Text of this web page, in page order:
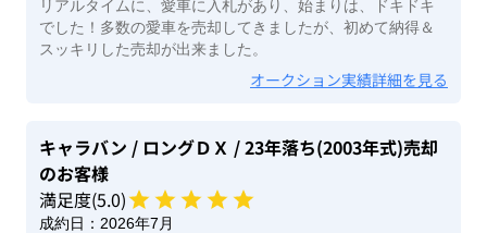
リアルタイムに、愛車に入札があり、始まりは、ドキドキ
でした！多数の愛車を売却してきましたが、初めて納得＆
スッキリした売却が出来ました。
オークション実績詳細を見る
キャラバン / ロングＤＸ / 23年落ち(2003年式)売却
のお客様
満足度(5.0)
成約日： 2026年7月